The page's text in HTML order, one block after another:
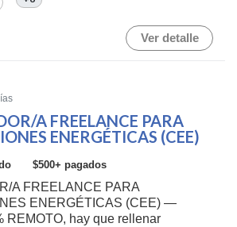
Ver detalle
A FREELANCE PARA
ENERGÉTICAS (CEE)
$500+ pagados
A FREELANCE PARA
ENERGÉTICAS (CEE) —
REMOTO, hay que rellenar